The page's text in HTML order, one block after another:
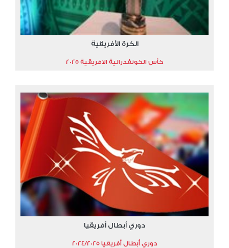
الكرة الأفريقية
كأس الكونفدرالية الافريقية 2025
دوري أبطال أفريقيا
دوري أبطال أفريقيا 2024/2025